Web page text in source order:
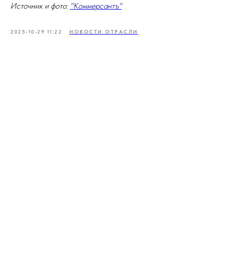
Источник и фото: "Коммерсантъ"
2025-10-29 11:22 НОВОСТИ ОТРАСЛИ